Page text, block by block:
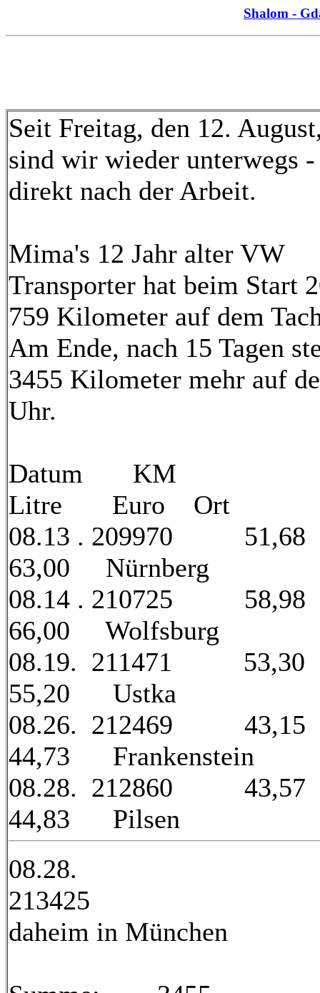
Shalom -
Seit Freitag, den 12.
sind wir wieder unterwegs -
direkt nach der Arbeit.
Mima's 12 Jahr alter VW
Transporter hat beim Start
759 Kilometer auf dem
Am Ende, nach 15 Tagen
3455 Kilometer mehr auf
Uhr.
Datum KM
Litre Euro Ort
08.13 . 209970
63,00 Nürnberg
08.14 . 210725
66,00 Wolfsburg
08.19. 211471
55,20 Ustka
08.26. 212469
44,73 Frankenstein
08.28. 212860
44,83 Pilsen
08.28.
daheim in München